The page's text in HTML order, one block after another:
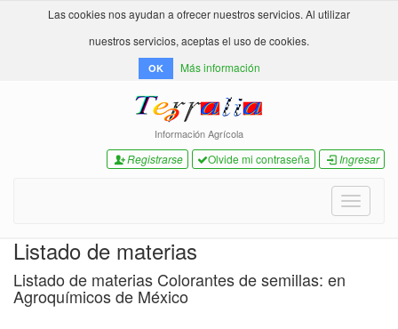
Las cookies nos ayudan a ofrecer nuestros servicios. Al utilizar
nuestros servicios, aceptas el uso de cookies.
OK Más información
Información Agrícola
Registrarse Olvide mi contraseña Ingresar
Toggle
Listado de materias
Listado de materias Colorantes de semillas: en
Agroquímicos de México